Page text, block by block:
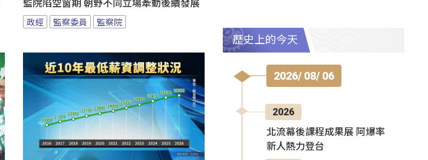
監院陷空窗期 朝野不同立場牽動後續發展
政經 監察委員 監察院
歷史上的今天
2026/ 08/ 06
2026
北流幕後課程成果展 阿爆率
新人熱力登台